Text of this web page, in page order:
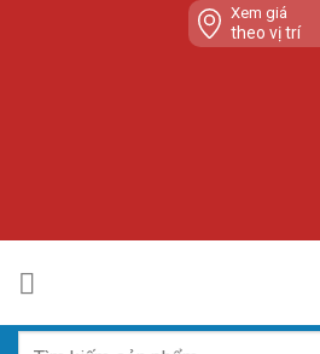
Xem giá
theo vị trí